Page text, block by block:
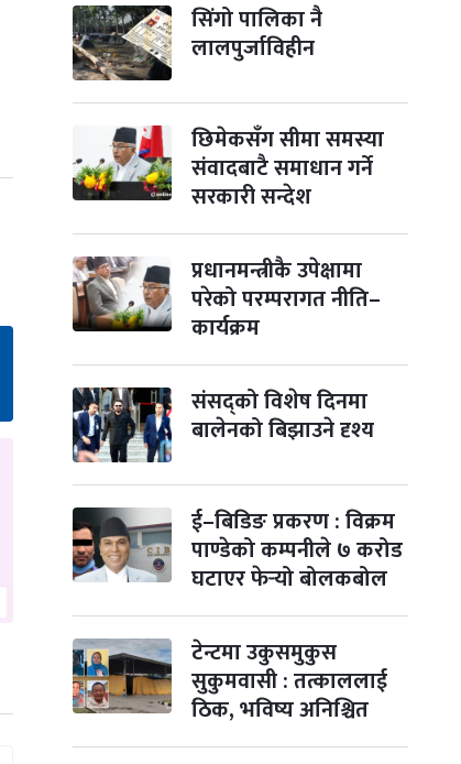
सिंगो पालिका नै
लालपुर्जाविहीन
छिमेकसँग सीमा समस्या
संवादबाटै समाधान गर्ने
सरकारी सन्देश
प्रधानमन्त्रीकै उपेक्षामा
परेको परम्परागत नीति–
कार्यक्रम
संसद्को विशेष दिनमा
बालेनको बिझाउने दृश्य
ई–बिडिङ प्रकरण : विक्रम
पाण्डेको कम्पनीले ७ करोड
घटाएर फेर्‍यो बोलकबोल
टेन्टमा उकुसमुकुस
सुकुमवासी : तत्काललाई
ठिक, भविष्य अनिश्चित